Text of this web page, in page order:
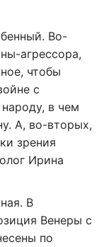
Во-
агрессора,
чтобы
с
в чем
А, во-вторых,
зрения
Ирина
В
Венеры с
по